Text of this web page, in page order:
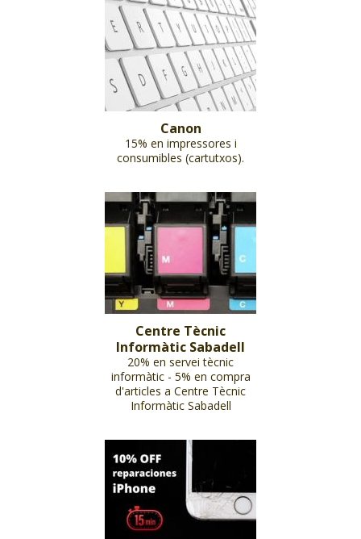
Canon
15% en impressores i
consumibles (cartutxos).
Centre Tècnic
Informàtic Sabadell
20% en servei tècnic
informàtic - 5% en compra
d'articles a Centre Tècnic
Informàtic Sabadell